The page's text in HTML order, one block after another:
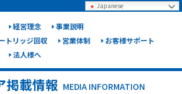
経営理念
事業説明
トリッジ回収
営業体制
お客様サポート
法人様へ
Japanese
掲載情報 MEDIA INFORMATION
your activities? We take your privacy very seriously.
policy for details and any questions.YesNo